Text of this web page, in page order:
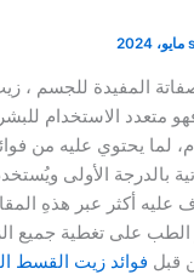
المفيدة للجسم ،
متعدد الاستخدام
لما يحتوي عليه من
بالدرجة الأولى
عليه أكثر عبر هذهِ
على تغطية جميع
قبل فوائد زيت القسط